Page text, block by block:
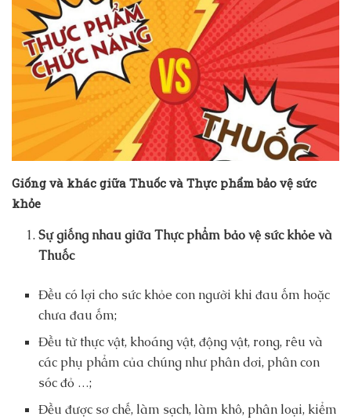
Giống và khác giữa Thuốc và Thực phẩm bảo vệ sức
khỏe
Sự giống nhau giữa Thực phẩm bảo vệ sức khỏe và
Thuốc
Đều có lợi cho sức khỏe con người khi đau ốm hoặc
chưa đau ốm;
Đều từ thực vật, khoáng vật, động vật, rong, rêu và
các phụ phẩm của chúng như phân dơi, phân con
sóc đỏ …;
Đều được sơ chế, làm sạch, làm khô, phân loại, kiểm